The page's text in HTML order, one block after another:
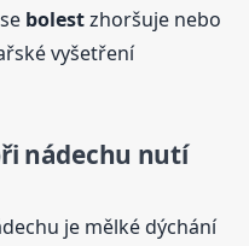
bolestzhoršuje nebo
vyšetření
nádechu nutí
je mělké dýchání